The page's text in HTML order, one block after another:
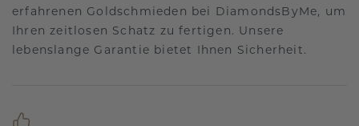
erfahrenen Goldschmieden bei DiamondsByMe, um
Ihren zeitlosen Schatz zu fertigen. Unsere
lebenslange Garantie bietet Ihnen Sicherheit.